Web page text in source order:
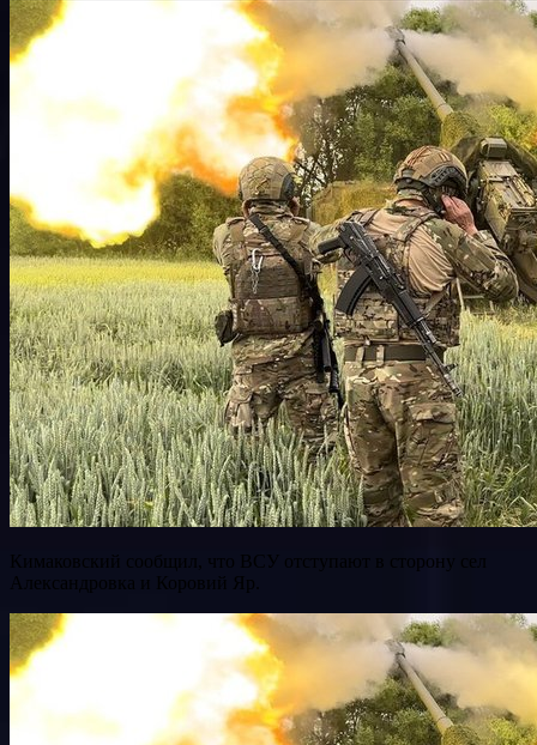
Кимаковский сообщил, что ВСУ отступают в сторону сел
Александровка и Коровий Яр.